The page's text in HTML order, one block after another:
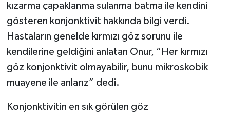
kızarma çapaklanma sulanma batma ile kendini
gösteren konjonktivit hakkında bilgi verdi.
Hastaların genelde kırmızı göz sorunu ile
kendilerine geldiğini anlatan Onur, “Her kırmızı
göz konjonktivit olmayabilir, bunu mikroskobik
muayene ile anlarız” dedi.
Konjonktivitin en sık görülen göz